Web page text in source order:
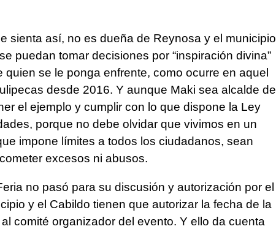
sienta así, no es dueña de Reynosa y el municipio
puedan tomar decisiones por “inspiración divina”
quien se le ponga enfrente, como ocurre en aquel
desde 2016. Y aunque Maki sea alcalde de
el ejemplo y cumplir con lo que dispone la Ley
porque no debe olvidar que vivimos en un
impone límites a todos los ciudadanos, sean
excesos ni abusos.
no pasó para su discusión y autorización por el
y el Cabildo tienen que autorizar la fecha de la
comité organizador del evento. Y ello da cuenta